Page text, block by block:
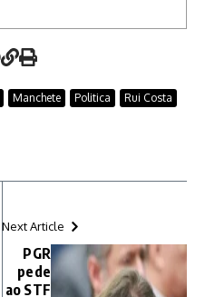
Manchete Politica
Rui Costa
Next Article
PGR
pede
ao STF